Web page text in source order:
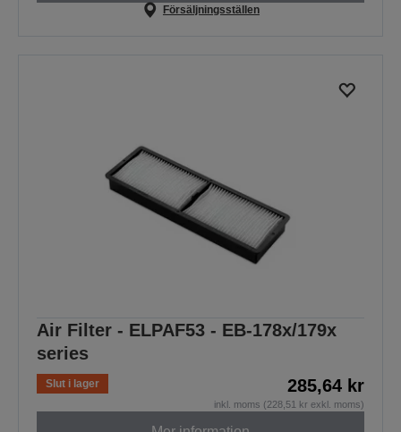
Försäljningsställen
Air Filter - ELPAF53 - EB-178x/179x
series
Slut i lager 285,64 kr
inkl. moms (228,51 kr exkl. moms)